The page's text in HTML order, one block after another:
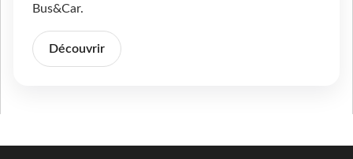
Bus&Car.
Découvrir